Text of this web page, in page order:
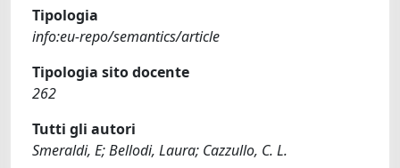
Tipologia
info:eu-repo/semantics/article
Tipologia sito docente
262
Tutti gli autori
Smeraldi, E; Bellodi, Laura; Cazzullo, C. L.